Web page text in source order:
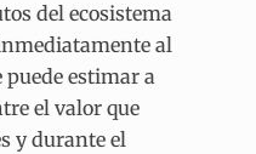
del ecosistema
al
estimar a
el valor que
y durante el